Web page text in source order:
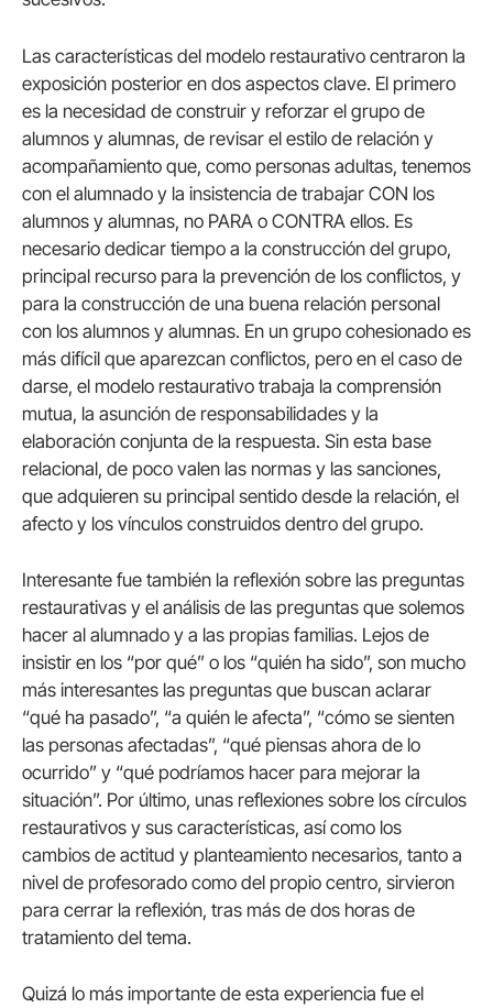
Las características del modelo restaurativo centraron la
exposición posterior en dos aspectos clave. El primero
es la necesidad de construir y reforzar el grupo de
alumnos y alumnas, de revisar el estilo de relación y
acompañamiento que, como personas adultas, tenemos
con el alumnado y la insistencia de trabajar CON los
alumnos y alumnas, no PARA o CONTRA ellos. Es
necesario dedicar tiempo a la construcción del grupo,
principal recurso para la prevención de los conflictos, y
para la construcción de una buena relación personal
con los alumnos y alumnas. En un grupo cohesionado es
más difícil que aparezcan conflictos, pero en el caso de
darse, el modelo restaurativo trabaja la comprensión
mutua, la asunción de responsabilidades y la
elaboración conjunta de la respuesta. Sin esta base
relacional, de poco valen las normas y las sanciones,
que adquieren su principal sentido desde la relación, el
afecto y los vínculos construidos dentro del grupo.
Interesante fue también la reflexión sobre las preguntas
restaurativas y el análisis de las preguntas que solemos
hacer al alumnado y a las propias familias. Lejos de
insistir en los “por qué” o los “quién ha sido”, son mucho
más interesantes las preguntas que buscan aclarar
“qué ha pasado”, “a quién le afecta”, “cómo se sienten
las personas afectadas”, “qué piensas ahora de lo
ocurrido” y “qué podríamos hacer para mejorar la
situación”. Por último, unas reflexiones sobre los círculos
restaurativos y sus características, así como los
cambios de actitud y planteamiento necesarios, tanto a
nivel de profesorado como del propio centro, sirvieron
para cerrar la reflexión, tras más de dos horas de
tratamiento del tema.
Quizá lo más importante de esta experiencia fue el